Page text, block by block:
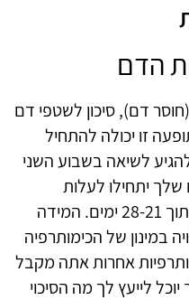
הדם
דם), סיכון לשטפי דם
זו יכולה להתחיל
לשיאה בשבוע השני
יתחילו לעלות
בהדרגה ויחזרו למצבם התקין בתוך 28-21 ימים. המידה
של הכימותרפיה
אחרות אתה מקבל
לייעץ לך מה הסיכוי